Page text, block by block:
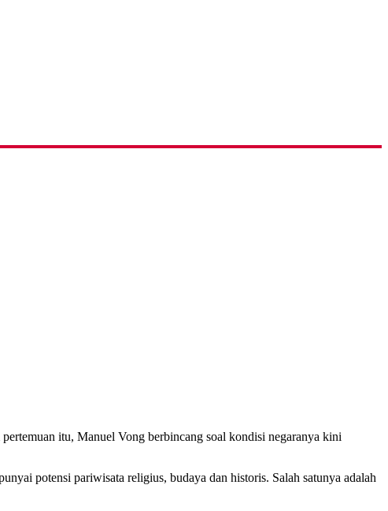
pertemuan itu, Manuel Vong berbincang soal kondisi negaranya kini
potensi pariwisata religius, budaya dan historis. Salah satunya adalah